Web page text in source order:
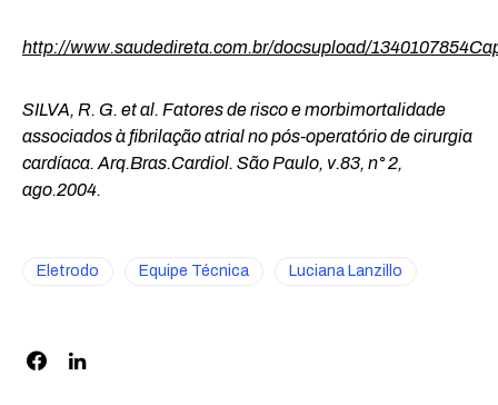
http://www.saudedireta.com.br/docsupload/
SILVA, R. G. et al. Fatores de risco e morbimortalidade
associados à fibrilação atrial no pós-operatório de cirurgia
cardíaca. Arq.Bras.Cardiol. São Paulo, v.83, n° 2,
ago.2004.
Eletrodo Equipe Técnica Luciana Lanzillo